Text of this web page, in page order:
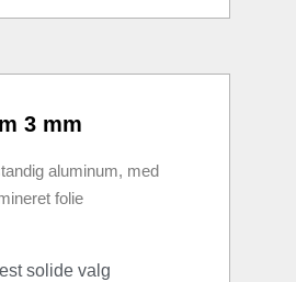
3 mm
aluminum, med
folie
solide valg